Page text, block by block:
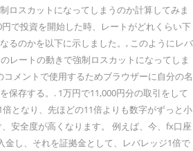
ロスカットになってしまうのか計算してみま
で投資を開始した時、レートがどれくらい下
るのかを以下に示しました。, このようにレバ
レートの動きで強制ロスカットになってしま
コメントで使用するためブラウザーに自分の名
保存する。. 1万円で11,000円分の取引をして
となり、先ほどの11倍よりも数字がずっと小
安全度が高くなります。 例えば、今、fx口座
金し、それを証拠金として、レバレッジ1倍で